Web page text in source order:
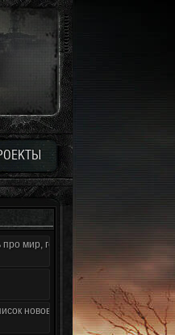
про мир, геймплей и сюжет | Разбор
нововведений